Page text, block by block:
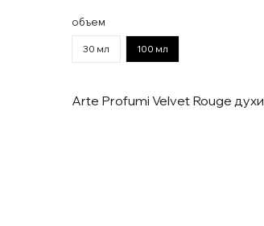
объем
30 мл 100 мл
Arte Profumi Velvet Rouge духи